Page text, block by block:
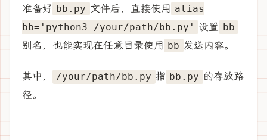
准备好 bb.py 文件后，直接使用 alias
bb='python3 /your/path/bb.py' 设置 bb
别名，也能实现在任意目录使用 bb 发送内容。
其中， /your/path/bb.py 指 bb.py 的存放路
径。